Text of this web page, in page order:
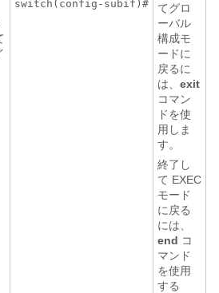
てグロ
ーバル
構成モ
ードに
戻るに
は、 exit
コマン
ドを使
用しま
す。
終了し
て EXEC
モード
に戻る
には、
end コ
マンド
を使用
する